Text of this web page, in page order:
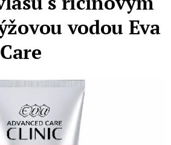
vodou Eva